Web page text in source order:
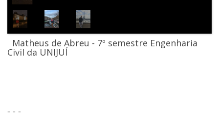
Matheus de Abreu - 7º semestre Engenharia
Civil da UNIJUÍ
- - -